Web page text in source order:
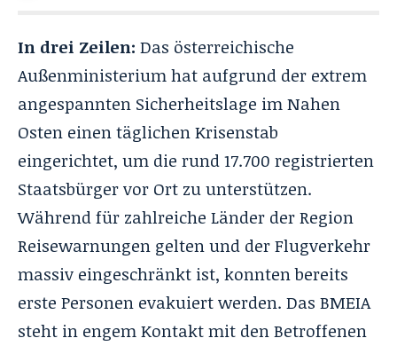
In drei Zeilen: Das österreichische
Außenministerium hat aufgrund der extrem
angespannten Sicherheitslage im Nahen
Osten einen täglichen Krisenstab
eingerichtet, um die rund 17.700 registrierten
Staatsbürger vor Ort zu unterstützen.
Während für zahlreiche Länder der Region
Reisewarnungen gelten und der Flugverkehr
massiv eingeschränkt ist, konnten bereits
erste Personen evakuiert werden. Das BMEIA
steht in engem Kontakt mit den Betroffenen